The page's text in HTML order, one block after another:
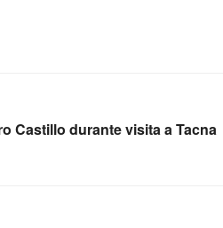
Castillo durante visita a Tacna